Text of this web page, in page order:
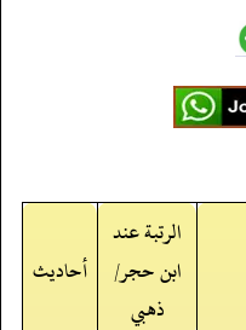
الرتبة عند
ابن حجر/
ذهبي
أحاديث